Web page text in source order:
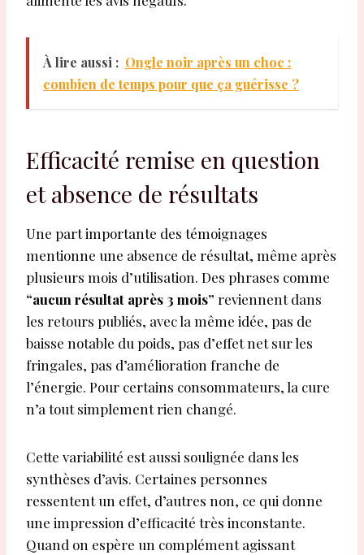
À lire aussi : Ongle noir après un choc :
combien de temps pour que ça guérisse ?
Efficacité remise en question
et absence de résultats
Une part importante des témoignages
mentionne une absence de résultat, même après
plusieurs mois d’utilisation. Des phrases comme
“aucun résultat après 3 mois” reviennent dans
les retours publiés, avec la même idée, pas de
baisse notable du poids, pas d’effet net sur les
fringales, pas d’amélioration franche de
l’énergie. Pour certains consommateurs, la cure
n’a tout simplement rien changé.
Cette variabilité est aussi soulignée dans les
synthèses d’avis. Certaines personnes
ressentent un effet, d’autres non, ce qui donne
une impression d’efficacité très inconstante.
Quand on espère un complément agissant